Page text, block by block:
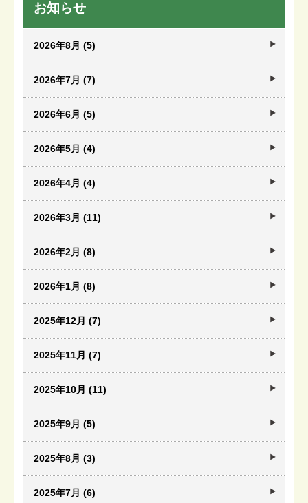
お知らせ
2026年8月 (5)
2026年7月 (7)
2026年6月 (5)
2026年5月 (4)
2026年4月 (4)
2026年3月 (11)
2026年2月 (8)
2026年1月 (8)
2025年12月 (7)
2025年11月 (7)
2025年10月 (11)
2025年9月 (5)
2025年8月 (3)
2025年7月 (6)